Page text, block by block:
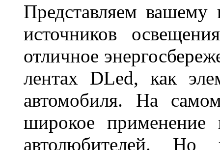
Представляем
источников
отличное
лентах DLed, как
автомобиля. На
широкое
автолюбителей. Но